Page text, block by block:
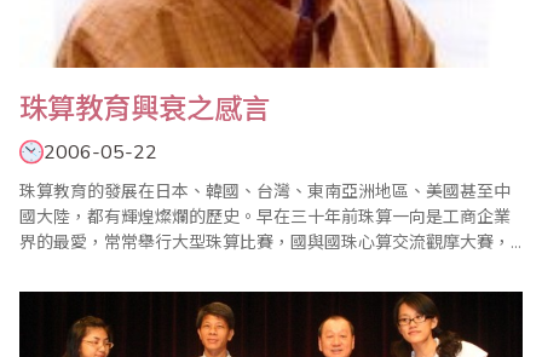
珠算教育興衰之感言
2006-05-22
珠算教育的發展在日本、韓國、台灣、東南亞洲地區、美國甚至中
國大陸，都有輝煌燦爛的歷史。早在三十年前珠算一向是工商企業
界的最愛，常常舉行大型珠算比賽，國與國珠心算交流觀摩大賽，
種風潮時尚的必學課程。 在我們日常生活中，隨時隨處都會和金錢
或數字發生密切的關係，譬如上街購物、秤重斤兩的買賣、數學的
統計等等，計算數字的工具和方..